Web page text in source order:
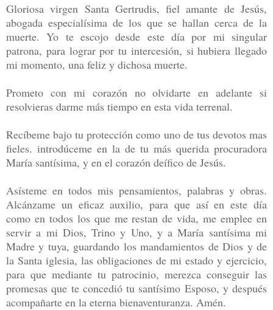
Gloriosa virgen Santa Gertrudis, fiel amante de Jesús,
abogada especialísima de los que se hallan cerca de la
muerte. Yo te escojo desde este día por mi singular
patrona, para lograr por tu intercesión, si hubiera llegado
mi momento, una feliz y dichosa muerte.
Prometo con mi corazón no olvidarte en adelante si
resolvieras darme más tiempo en esta vida terrenal.
Recíbeme bajo tu protección como uno de tus devotos mas
fieles. introdúceme en la de tu más querida procuradora
María santísima, y en el corazón deífico de Jesús.
Asísteme en todos mis pensamientos, palabras y obras.
Alcánzame un eficaz auxilio, para que así en este día
como en todos los que me restan de vida, me emplee en
servir a mi Dios, Trino y Uno, y a María santísima mi
Madre y tuya, guardando los mandamientos de Dios y de
la Santa iglesia, las obligaciones de mi estado y ejercicio,
para que mediante tu patrocinio, merezca conseguir las
promesas que te concedió tu santísimo Esposo, y después
acompañarte en la eterna bienaventuranza. Amén.